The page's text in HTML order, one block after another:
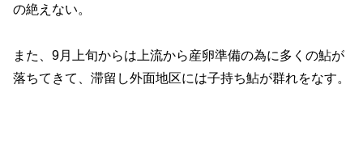
の絶えない。
また、9月上旬からは上流から産卵準備の為に多くの鮎が
落ちてきて、滞留し外面地区には子持ち鮎が群れをなす。